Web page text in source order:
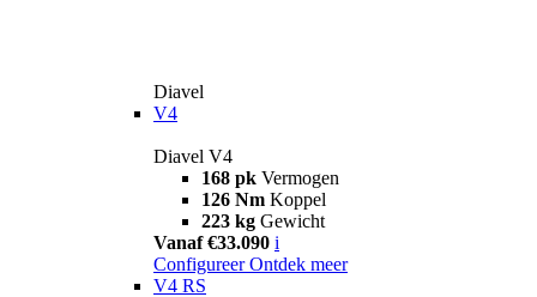
Diavel
V4
Diavel V4
168 pk Vermogen
126 Nm Koppel
223 kg Gewicht
Vanaf €33.090 i
Configureer Ontdek meer
V4 RS